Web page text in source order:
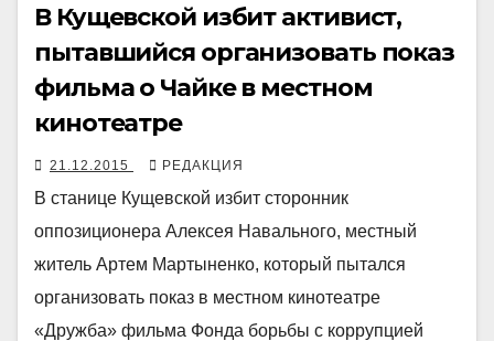
В Кущевской избит активист,
пытавшийся организовать показ
фильма о Чайке в местном
кинотеатре
21.12.2015 РЕДАКЦИЯ
В станице Кущевской избит сторонник
оппозиционера Алексея Навального, местный
житель Артем Мартыненко, который пытался
организовать показ в местном кинотеатре
«Дружба» фильма Фонда борьбы с коррупцией